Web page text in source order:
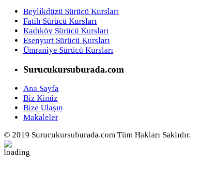
Beylikdüzü Sürücü Kursları
Fatih Sürücü Kursları
Kadıköy Sürücü Kursları
Esenyurt Sürücü Kursları
Ümraniye Sürücü Kursları
Surucukursuburada.com
Ana Sayfa
Biz Kimiz
Bize Ulaşın
Makaleler
© 2019 Surucukursuburada.com Tüm Hakları Saklıdır.